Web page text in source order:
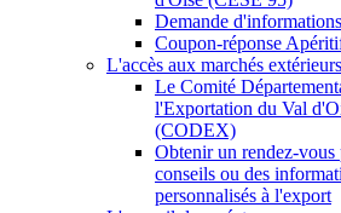
Demande d'informations
Coupon-réponse
L'accès aux marchés extérieurs
Le Comité
l'Exportation du Val
(CODEX)
Obtenir un rendez-vous
conseils ou des
personnalisés à l'export